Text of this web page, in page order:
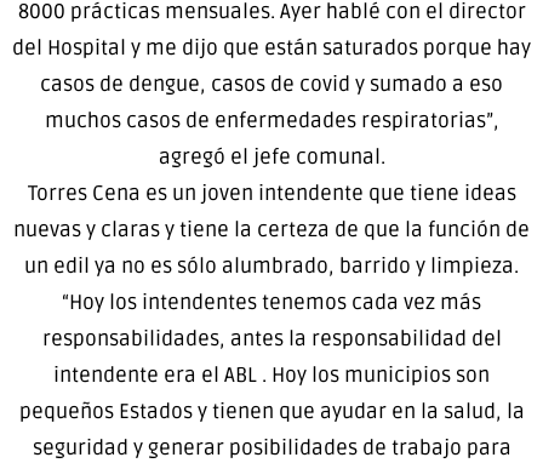
8000 prácticas mensuales. Ayer hablé con el director
del Hospital y me dijo que están saturados porque hay
casos de dengue, casos de covid y sumado a eso
muchos casos de enfermedades respiratorias”,
agregó el jefe comunal.
Torres Cena es un joven intendente que tiene ideas
nuevas y claras y tiene la certeza de que la función de
un edil ya no es sólo alumbrado, barrido y limpieza.
“Hoy los intendentes tenemos cada vez más
responsabilidades, antes la responsabilidad del
intendente era el ABL . Hoy los municipios son
pequeños Estados y tienen que ayudar en la salud, la
seguridad y generar posibilidades de trabajo para